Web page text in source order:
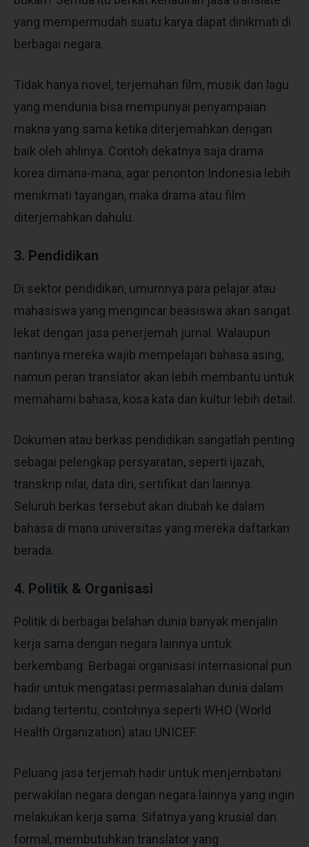
yang mempermudah suatu karya dapat dinikmati di
berbagai negara.
Tidak hanya novel, terjemahan film, musik dan lagu
yang mendunia bisa mempunyai penyampaian
makna yang sama ketika diterjemahkan dengan
baik oleh ahlinya. Contoh dekatnya saja drama
korea dimana-mana, agar penonton Indonesia lebih
menikmati tayangan, maka drama atau film
diterjemahkan dahulu.
3. Pendidikan
Di sektor pendidikan, umumnya para pelajar atau
mahasiswa yang mengincar beasiswa akan sangat
lekat dengan jasa penerjemah jurnal. Walaupun
nantinya mereka wajib mempelajari bahasa asing,
namun peran translator akan lebih membantu untuk
memahami bahasa, kosa kata dan kultur lebih detail.
Dokumen atau berkas pendidikan sangatlah penting
sebagai pelengkap persyaratan, seperti ijazah,
transkrip nilai, data diri, sertifikat dan lainnya.
Seluruh berkas tersebut akan diubah ke dalam
bahasa di mana universitas yang mereka daftarkan
berada.
4. Politik & Organisasi
Politik di berbagai belahan dunia banyak menjalin
kerja sama dengan negara lainnya untuk
berkembang. Berbagai organisasi internasional pun
hadir untuk mengatasi permasalahan dunia dalam
bidang tertentu, contohnya seperti WHO (World
Health Organization) atau UNICEF.
Peluang jasa terjemah hadir untuk menjembatani
perwakilan negara dengan negara lainnya yang ingin
melakukan kerja sama. Sifatnya yang krusial dan
formal, membutuhkan translator yang